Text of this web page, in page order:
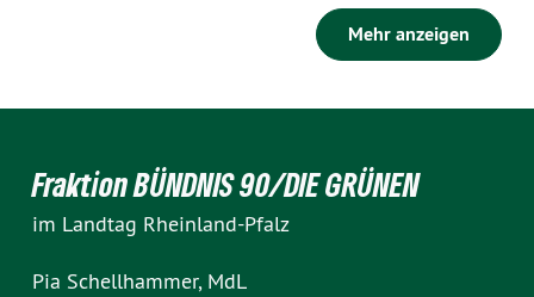
Mehr anzeigen
Fraktion BÜNDNIS 90/DIE GRÜNEN
im Landtag Rheinland-Pfalz
Pia Schellhammer, MdL